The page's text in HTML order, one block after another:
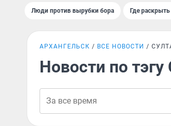
Люди против вырубки бора Где
АРХАНГЕЛЬСК ВСЕ НОВОСТИ
Новости по тэгу